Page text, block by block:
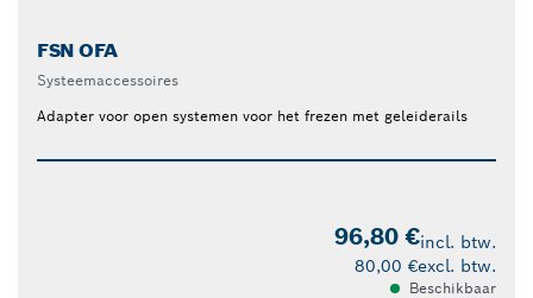
FSN OFA
Systeemaccessoires
Adapter voor open systemen voor het frezen met geleiderails
96,80 €incl. btw.
80,00 €excl. btw.
Beschikbaar